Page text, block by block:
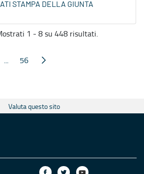
STAMPA DELLA GIUNTA
1 - 8 su 448 risultati.
...
Pagine intermedie
Pagina
56 Pagina Seguente
Valuta questo sito